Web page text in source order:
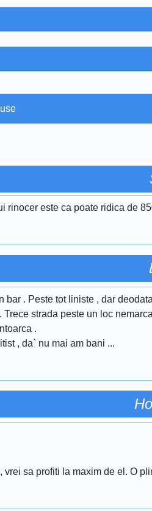
rinocer este ca poate ridica de
bar . Peste tot liniste , dar
Trece strada peste un loc
.
, da` nu mai am bani ...
vrei sa profiti la maxim de el. O